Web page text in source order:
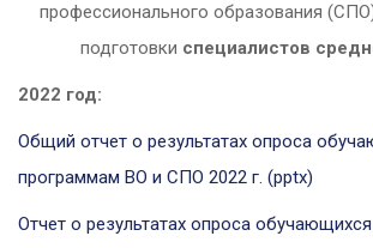
профессионального образования
подготовки специалистов
2022 год:
Общий отчет о результатах опроса
программам ВО и СПО 2022 г. (pptx)
Отчет о результатах опроса